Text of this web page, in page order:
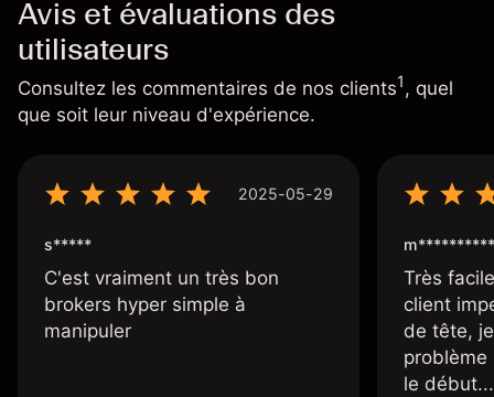
Avis et évaluations des
utilisateurs
Consultez les commentaires de nos clients1, quel
que soit leur niveau d'expérience.
2025-05-29
s*****
C'est vraiment un très bon
brokers hyper simple à
manipuler
m**********
Très
client
de tête,
problème
le début...